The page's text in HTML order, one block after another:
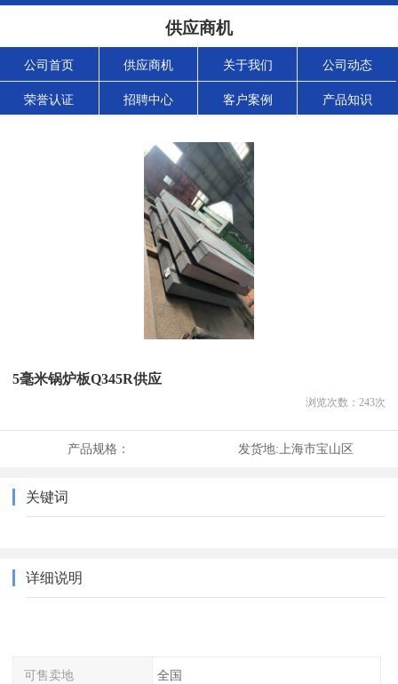
供应商机
公司首页 供应商机 关于我们 公司动态
荣誉认证 招聘中心 客户案例 产品知识
5毫米锅炉板Q345R供应
浏览次数： 243次
产品规格： 发货地: 上海市宝山区
关键词
详细说明
可售卖地 全国